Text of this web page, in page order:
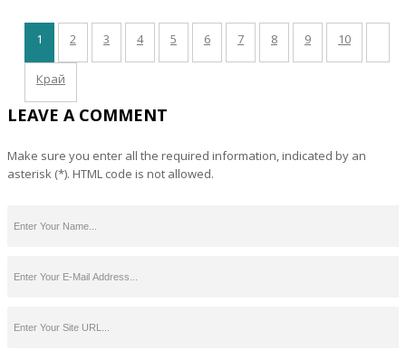
1 2 3 4 5 6 7 8 9 10
Край
LEAVE A COMMENT
Make sure you enter all the required information, indicated by an
asterisk (*). HTML code is not allowed.